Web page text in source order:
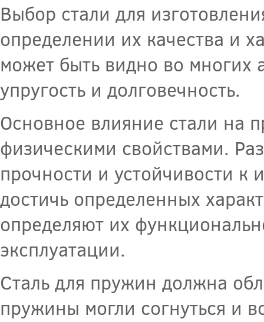
Выбор стали для
определении их качества и
может быть видно во многих
упругость и долговечность.
Основное влияние стали на
физическими свойствами.
прочности и устойчивости к
достичь определенных
определяют их
эксплуатации.
Сталь для пружин должна
пружины могли согнуться и